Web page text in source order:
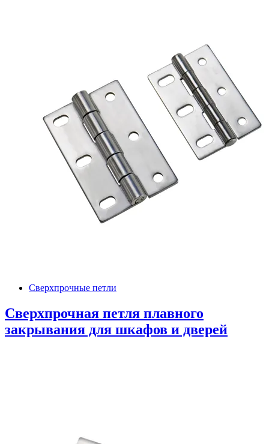
Сверхпрочные петли
Сверхпрочная петля плавного
закрывания для шкафов и дверей